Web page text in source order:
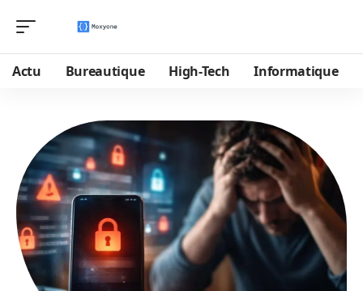
Actu Bureautique High-Tech Informatique